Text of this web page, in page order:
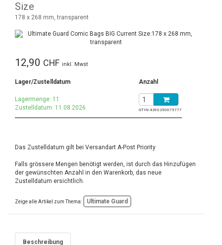
Size
178 x 268 mm, transparent
12,90 CHF inkl. Mwst
Lager/Zustelldatum Anzahl
Lagermenge: 11
Zustelldatum: 11.08.2026
GTIN:4260250075777
Das Zustelldatum gilt bei Versandart A-Post Priority
Falls grössere Mengen benötigt werden, ist durch das Hinzufügen
der gewünschten Anzahl in den Warenkorb, das neue
Zustelldatum ersichtlich.
Zeige alle Artikel zum Thema: Ultimate Guard
Beschreibung